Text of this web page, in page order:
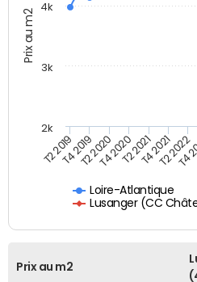
Prix au m2
Loire-Atlantique
Lusanger (CC
T2 2019T4 2019T2 2020T4 2020T2 2021T4 2021T2 2022
T4
2k
3k
4k
Prix au m2